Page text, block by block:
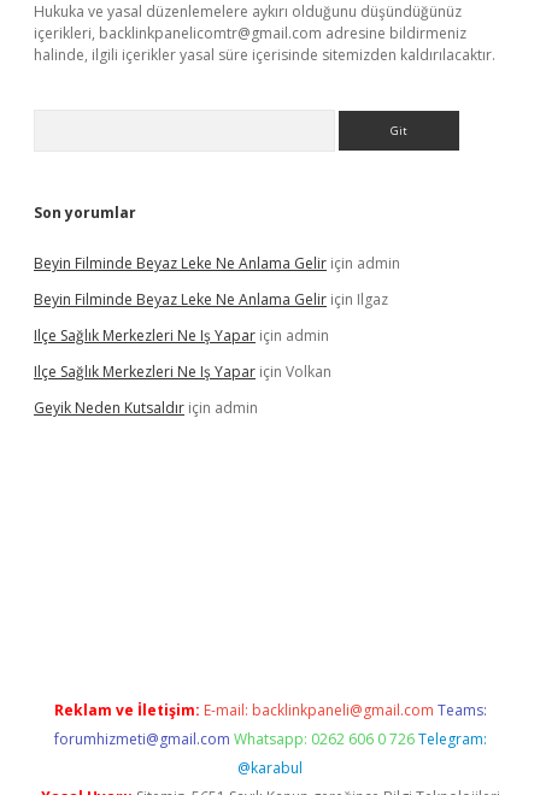
Hukuka ve yasal düzenlemelere aykırı olduğunu düşündüğünüz
içerikleri, backlinkpanelicomtr@gmail.com adresine bildirmeniz
halinde, ilgili içerikler yasal süre içerisinde sitemizden kaldırılacaktır.
Son yorumlar
Beyin Filminde Beyaz Leke Ne Anlama Gelir için admin
Beyin Filminde Beyaz Leke Ne Anlama Gelir için Ilgaz
Ilçe Sağlık Merkezleri Ne Iş Yapar için admin
Ilçe Sağlık Merkezleri Ne Iş Yapar için Volkan
Geyik Neden Kutsaldır için admin
Reklam ve İletişim: E-mail: backlinkpaneli@gmail.com Teams:
forumhizmeti@gmail.com Whatsapp: 0262 606 0 726 Telegram:
@karabul